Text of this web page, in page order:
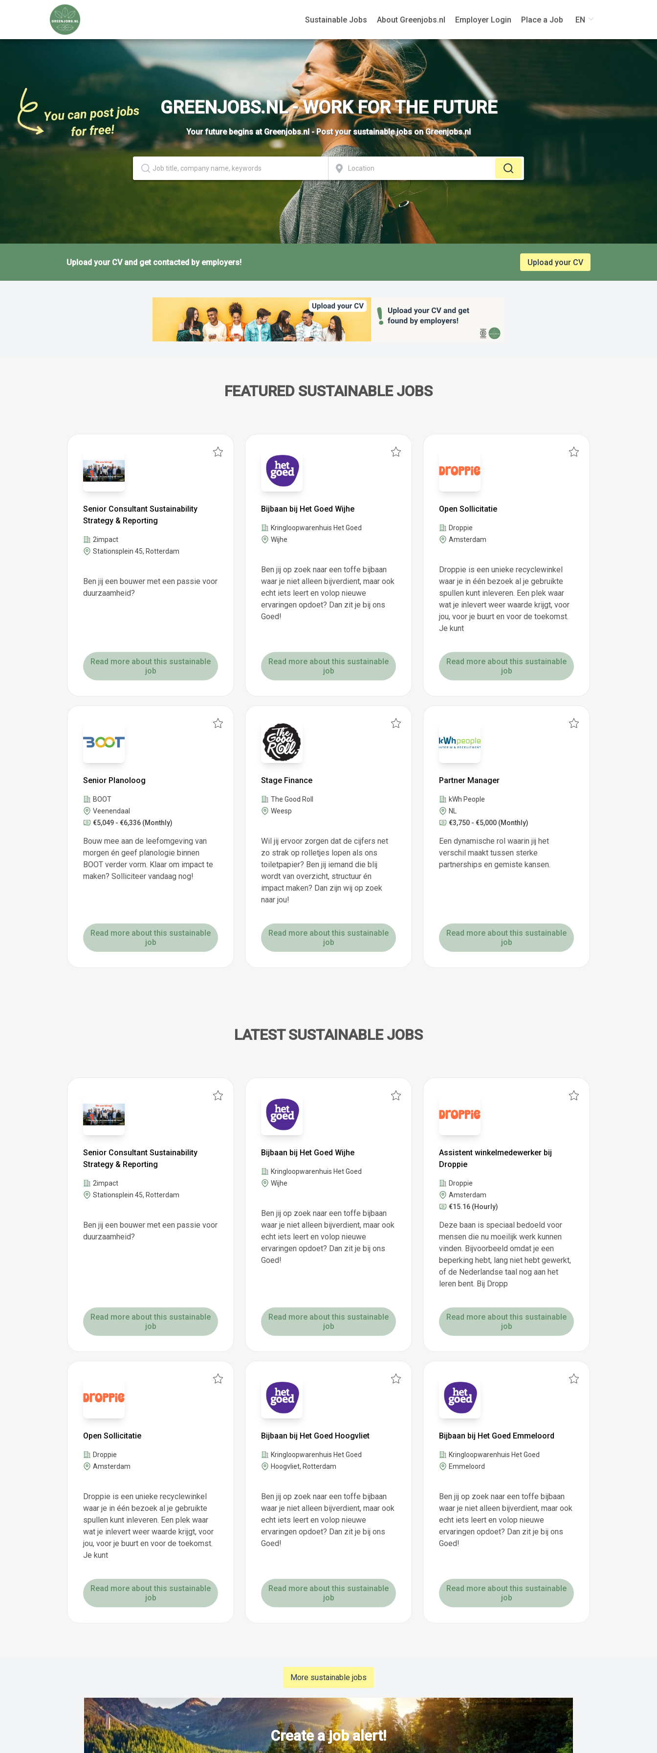
Sustainable Jobs About Greenjobs.nl Employer Login Place a Job EN
GREENJOBS.NL - WORK FOR THE FUTURE
Your future begins at Greenjobs.nl - Post your sustainable jobs on Greenjobs.nl
Upload your CV and get contacted by employers! Upload your CV
FEATURED SUSTAINABLE JOBS
Senior Consultant Sustainability
Strategy & Reporting
2impact
Stationsplein 45, Rotterdam
Ben jij een bouwer met een passie voor
duurzaamheid?
Read more about this sustainable
job
Bijbaan bij Het Goed Wijhe
Kringloopwarenhuis Het Goed
Wijhe
Ben jij op zoek naar een toffe bijbaan
waar je niet alleen bijverdient, maar ook
echt iets leert en volop nieuwe
ervaringen opdoet? Dan zit je bij ons
Goed!
Read more about this sustainable
job
Open Sollicitatie
Droppie
Amsterdam
Droppie is een unieke recyclewinkel
waar je in één bezoek al je gebruikte
spullen kunt inleveren. Een plek waar
wat je inlevert weer waarde krijgt, voor
jou, voor je buurt en voor de toekomst.
Je kunt
Read more about this sustainable
job
Senior Planoloog
BOOT
Veenendaal
€5,049 - €6,336 (Monthly)
Bouw mee aan de leefomgeving van
morgen én geef planologie binnen
BOOT verder vorm. Klaar om impact te
maken? Solliciteer vandaag nog!
Read more about this sustainable
job
Stage Finance
The Good Roll
Weesp
Wil jij ervoor zorgen dat de cijfers net
zo strak op rolletjes lopen als ons
toiletpapier? Ben jij iemand die blij
wordt van overzicht, structuur én
impact maken? Dan zijn wij op zoek
naar jou!
Read more about this sustainable
job
Partner Manager
kWh People
NL
€3,750 - €5,000 (Monthly)
Een dynamische rol waarin jij het
verschil maakt tussen sterke
partnerships en gemiste kansen.
Read more about this sustainable
job
LATEST SUSTAINABLE JOBS
Senior Consultant Sustainability
Strategy & Reporting
2impact
Stationsplein 45, Rotterdam
Ben jij een bouwer met een passie voor
duurzaamheid?
Read more about this sustainable
job
Bijbaan bij Het Goed Wijhe
Kringloopwarenhuis Het Goed
Wijhe
Ben jij op zoek naar een toffe bijbaan
waar je niet alleen bijverdient, maar ook
echt iets leert en volop nieuwe
ervaringen opdoet? Dan zit je bij ons
Goed!
Read more about this sustainable
job
Assistent winkelmedewerker bij
Droppie
Droppie
Amsterdam
€15.16 (Hourly)
Deze baan is speciaal bedoeld voor
mensen die nu moeilijk werk kunnen
vinden. Bijvoorbeeld omdat je een
beperking hebt, lang niet hebt gewerkt,
of de Nederlandse taal nog aan het
leren bent. Bij Dropp
Read more about this sustainable
job
Open Sollicitatie
Droppie
Amsterdam
Droppie is een unieke recyclewinkel
waar je in één bezoek al je gebruikte
spullen kunt inleveren. Een plek waar
wat je inlevert weer waarde krijgt, voor
jou, voor je buurt en voor de toekomst.
Je kunt
Read more about this sustainable
job
Bijbaan bij Het Goed Hoogvliet
Kringloopwarenhuis Het Goed
Hoogvliet, Rotterdam
Ben jij op zoek naar een toffe bijbaan
waar je niet alleen bijverdient, maar ook
echt iets leert en volop nieuwe
ervaringen opdoet? Dan zit je bij ons
Goed!
Read more about this sustainable
job
Bijbaan bij Het Goed Emmeloord
Kringloopwarenhuis Het Goed
Emmeloord
Ben jij op zoek naar een toffe bijbaan
waar je niet alleen bijverdient, maar ook
echt iets leert en volop nieuwe
ervaringen opdoet? Dan zit je bij ons
Goed!
Read more about this sustainable
job
More sustainable jobs
Create a job alert!